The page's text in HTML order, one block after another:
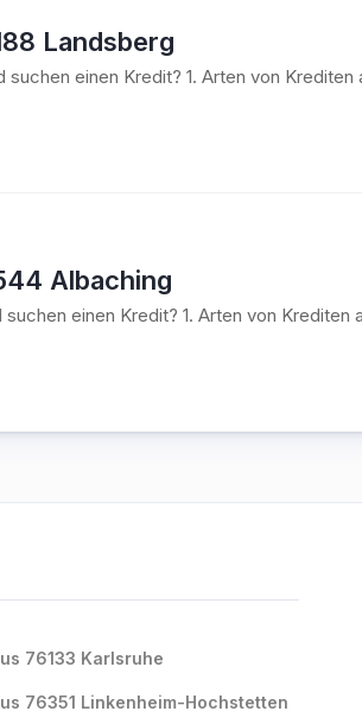
Landsberg
suchen einen Kredit? 1. Arten von
Albaching
einen Kredit? 1. Arten von
76133 Karlsruhe
76351 Linkenheim-Hochstetten